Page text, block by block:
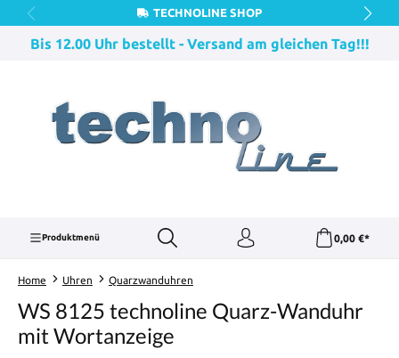
Zum Hauptinhalt springenTECHNOLINE SHOP
Bis 12.00 Uhr bestellt - Versand am gleichen Tag!!!
Produktmenü 0,00 €*
Home Uhren Quarzwanduhren
WS 8125 technoline Quarz-Wanduhr
mit Wortanzeige